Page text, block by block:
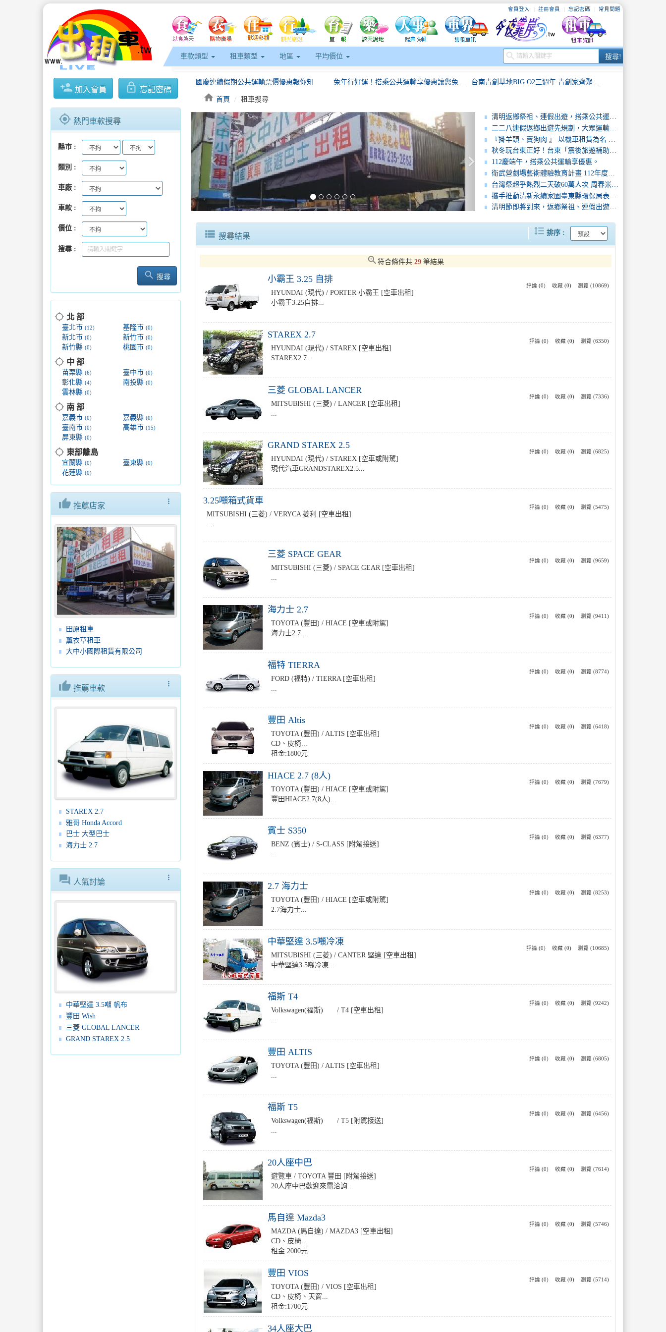
會員登入 註冊會員 忘記密碼 常見問題
車款類型 租車類型 地區 平均價位
搜
尋
search 搜尋!
person_add 加入會員 lock_outline 忘記密碼
gps_fixed 熱門車款搜尋
縣市
類別
車廠
車款
價位
搜尋
search 搜尋
location_searching 北 部
臺北市 (12) 基隆市(0)
新北市 (0) 新竹市(0)
新竹縣 (0) 桃園市(0)
location_searching 中 部
苗栗縣 (6) 臺中市(0)
彰化縣 (4) 南投縣(0)
雲林縣 (0)
location_searching 南 部
嘉義市 (0) 嘉義縣(0)
臺南市 (0) 高雄市(15)
屏東縣 (0)
location_searching 東部離島
宜蘭縣 (0) 臺東縣(0)
花蓮縣 (0)
more_vert
thumb_up 推薦店家
田原租車
薰衣草租車
大中小國際租賃有限公司
more_vert
thumb_up 推薦車款
STAREX 2.7
雅哥 Honda Accord
巴士 大型巴士
海力士 2.7
more_vert
forum 人氣討論
中華堅達 3.5噸 帆布
豐田 Wish
三菱 GLOBAL LANCER
GRAND STAREX 2.5
國慶連續假期公共運輸票價優惠報你知 兔年行好運！搭乘公共運輸享優惠讓您兔年好運擋不住！ 台南青創基地BIG O2三週年 青創家齊聚分享創業點滴
台灣祭超乎熱烈二天破60萬人次 周春米：與樂迷夢回墾丁 臺南市政府辦理「微型電動二輪車租賃業者聯合稽查」確保用路安全與維護消費者權益
【時尚環保】嘉市府推電動自行車免照遊嘉義
愛上苗栗 漫遊潛力慢城 香港觀光暨農業推介會 高雄YouBike 2.0「週五」掃碼租車雄蓋省
國慶連續假期公共運輸票價優惠報你知 兔年行好運！搭乘公共運輸享優惠讓您兔年好運擋不住！ 台南青創基地BIG O2三週年 青創家齊聚分享創業點滴
中市2023萬眾騎BIKE熱烈報名中 明年3月熱鬧逗陣騎
台灣祭超乎熱烈二天破60萬人次 周春米：與樂迷夢回墾丁 「全面升級！」高雄市公共自行車7月1日全面升級2.0系統 臺南市政府辦理「微型電動二輪車租賃業者聯合稽查」確保用路安全與維護消費者權益
【時尚環保】嘉市府推電動自行車免照遊嘉義
愛上苗栗 漫遊潛力慢城 香港觀光暨農業推介會
home 首頁 租車搜尋
keyboard_arrow_left keyboard_arrow_right
清明返鄉祭祖、連假出遊，搭乘公共運輸優惠多！
二二八連假返鄉出遊先規劃，大眾運輸安心行
『掛羊頭、賣狗肉 』 以機車租賃為名 ㊟ 行地下錢莊之實
秋冬玩台東正好！台東「震後旅遊補助」延長同步推出「預約台東假期」邀您來品味
112慶端午，搭乘公共運輸享優惠。
衛武營劇場藝術體驗教育計畫 112年度上學期讀劇發表會 國、臺、英語三聲道呈現
台灣祭超乎熱烈二天破60萬人次 周春米：與樂迷夢回墾丁
攜手推動清新永續家園臺東縣環保局表揚空品維護績優單位
清明節即將到來，返鄉祭祖、連假出遊，搭乘公共運輸好優惠！
format_line_spacing 排序
view_list 搜尋結果
zoom_in符合條件共29 筆結果
評論 (0) 收藏 (0) 瀏覽 (10869)
小霸王 3.25 自排
HYUNDAI (現代) / PORTER 小霸王 [空車出租]
小霸王3.25自排...
評論 (0) 收藏 (0) 瀏覽 (6350)
STAREX 2.7
HYUNDAI (現代) / STAREX [空車出租]
STAREX2.7...
評論 (0) 收藏 (0) 瀏覽 (7336)
三菱 GLOBAL LANCER
MITSUBISHI (三菱) / LANCER [空車出租]
評論 (0) 收藏 (0) 瀏覽 (6825)
GRAND STAREX 2.5
HYUNDAI (現代) / STAREX [空車或附駕]
現代汽車GRANDSTAREX2.5...
評論 (0) 收藏 (0) 瀏覽 (5475)
3.25噸箱式貨車
MITSUBISHI (三菱) / VERYCA 菱利 [空車出租]
評論 (0) 收藏 (0) 瀏覽 (9659)
三菱 SPACE GEAR
MITSUBISHI (三菱) / SPACE GEAR [空車出租]
...
評論 (0) 收藏 (0) 瀏覽 (9411)
海力士 2.7
TOYOTA (豐田) / HIACE [空車或附駕]
海力士2.7...
評論 (0) 收藏 (0) 瀏覽 (8774)
福特 TIERRA
FORD (福特) / TIERRA [空車出租]
評論 (0) 收藏 (0) 瀏覽 (6418)
豐田 Altis
TOYOTA (豐田) / ALTIS [空車出租]
CD、皮椅...
租金:1800元
評論 (0) 收藏 (0) 瀏覽 (7679)
HIACE 2.7 (8人)
TOYOTA (豐田) / HIACE [空車或附駕]
豐田HIACE2.7(8人)...
評論 (0) 收藏 (0) 瀏覽 (6377)
賓士 S350
BENZ (賓士) / S-CLASS [附駕接送]
...
評論 (0) 收藏 (0) 瀏覽 (8253)
2.7 海力士
TOYOTA (豐田) / HIACE [空車或附駕]
2.7海力士...
評論 (0) 收藏 (0) 瀏覽 (10685)
中華堅達 3.5噸冷凍
MITSUBISHI (三菱) / CANTER 堅達 [空車出租]
中華堅達3.5噸冷凍...
評論 (0) 收藏 (0) 瀏覽 (9242)
福斯 T4
Volkswagen(福斯) / T4 [空車出租]
...
評論 (0) 收藏 (0) 瀏覽 (6805)
豐田 ALTIS
TOYOTA (豐田) / ALTIS [空車出租]
評論 (0) 收藏 (0) 瀏覽 (6456)
福斯 T5
Volkswagen(福斯) / T5 [附駕接送]
...
評論 (0) 收藏 (0) 瀏覽 (7614)
20人座中巴
遊覽車 / TOYOTA 豐田 [附駕接送]
20人座中巴歡迎來電洽詢...
評論 (0) 收藏 (0) 瀏覽 (5746)
馬自達 Mazda3
MAZDA (馬自達) / MAZDA3 [空車出租]
CD、皮椅...
租金:2000元
評論 (0) 收藏 (0) 瀏覽 (5714)
豐田 VIOS
TOYOTA (豐田) / VIOS [空車出租]
CD、皮椅、天窗...
租金:1700元
34人座大巴